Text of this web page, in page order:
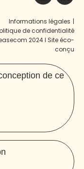
Informations légales |
de confidentialité
2024 I Site éco-
conçu
de ce